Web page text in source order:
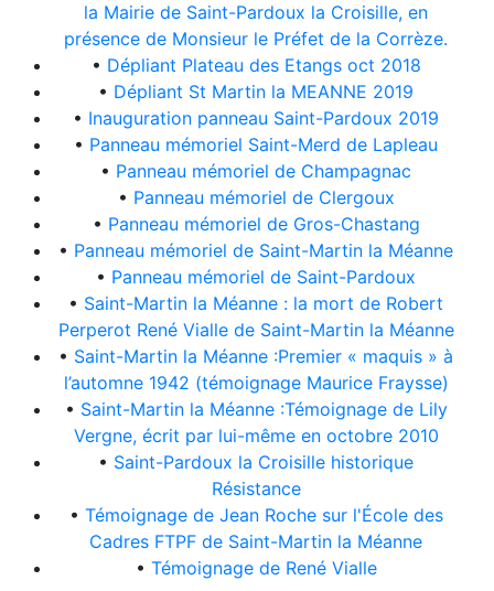
la Mairie de Saint-Pardoux la Croisille, en
présence de Monsieur le Préfet de la Corrèze.
• Dépliant Plateau des Etangs oct 2018
• Dépliant St Martin la MEANNE 2019
• Inauguration panneau Saint-Pardoux 2019
• Panneau mémoriel Saint-Merd de Lapleau
• Panneau mémoriel de Champagnac
• Panneau mémoriel de Clergoux
• Panneau mémoriel de Gros-Chastang
• Panneau mémoriel de Saint-Martin la Méanne
• Panneau mémoriel de Saint-Pardoux
• Saint-Martin la Méanne : la mort de Robert
Perperot René Vialle de Saint-Martin la Méanne
• Saint-Martin la Méanne :Premier « maquis » à
l’automne 1942 (témoignage Maurice Fraysse)
• Saint-Martin la Méanne :Témoignage de Lily
Vergne, écrit par lui-même en octobre 2010
• Saint-Pardoux la Croisille historique
Résistance
• Témoignage de Jean Roche sur l'École des
Cadres FTPF de Saint-Martin la Méanne
• Témoignage de René Vialle